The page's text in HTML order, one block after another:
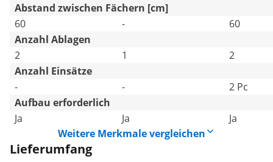
Abstand zwischen Fächern [cm]
60
-
60
Anzahl Ablagen
2
1
2
Anzahl Einsätze
-
-
2 Pc
Aufbau erforderlich
Ja
Ja
Ja
Weitere Merkmale vergleichen
Lieferumfang